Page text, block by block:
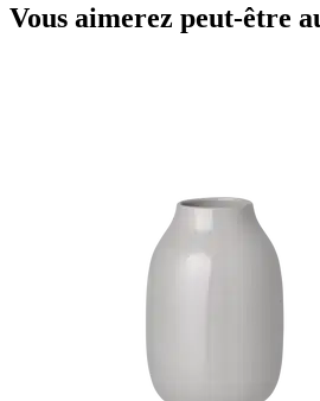
Vous aimerez peut-être